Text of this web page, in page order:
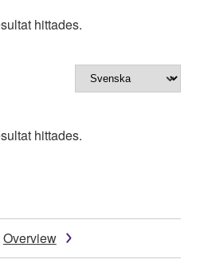
hittades.
hittades.
Overview